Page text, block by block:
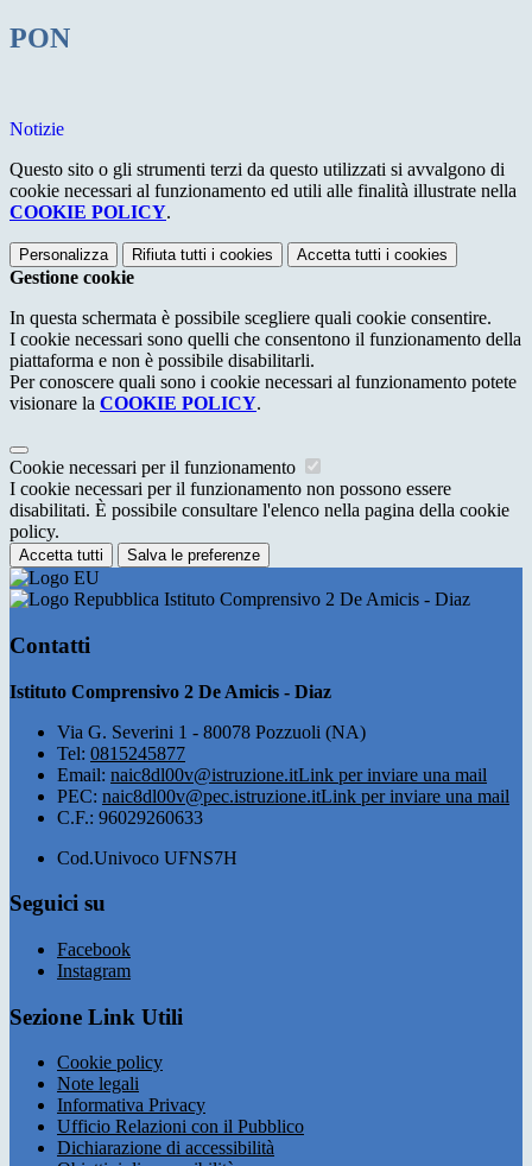
PON
Notizie
Questo sito o gli strumenti terzi da questo utilizzati si avvalgono di
cookie necessari al funzionamento ed utili alle finalità illustrate nella
COOKIE POLICY.
Personalizza Rifiuta tutti i cookies Accetta tutti i cookies
Gestione cookie
In questa schermata è possibile scegliere quali cookie consentire.
I cookie necessari sono quelli che consentono il funzionamento della
piattaforma e non è possibile disabilitarli.
Per conoscere quali sono i cookie necessari al funzionamento potete
visionare la COOKIE POLICY.
Cookie necessari per il funzionamento
I cookie necessari per il funzionamento non possono essere
disabilitati. È possibile consultare l'elenco nella pagina della cookie
policy.
Accetta tutti Salva le preferenze
Istituto Comprensivo 2 De Amicis - Diaz
Contatti
Istituto Comprensivo 2 De Amicis - Diaz
Via G. Severini 1 - 80078 Pozzuoli (NA)
Tel: 0815245877
Email: naic8dl00v@istruzione.itLink per inviare una mail
PEC: naic8dl00v@pec.istruzione.itLink per inviare una mail
C.F.: 96029260633
Cod.Univoco UFNS7H
Seguici su
Facebook
Instagram
Sezione Link Utili
Cookie policy
Note legali
Informativa Privacy
Ufficio Relazioni con il Pubblico
Dichiarazione di accessibilità